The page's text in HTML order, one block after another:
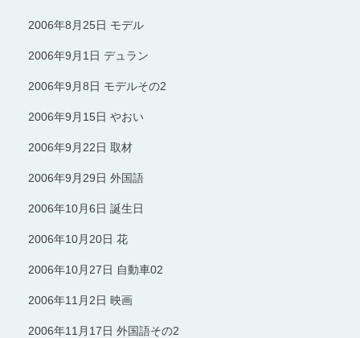
2006年8月25日 モデル
2006年9月1日 デュラン
2006年9月8日 モデルその2
2006年9月15日 やおい
2006年9月22日 取材
2006年9月29日 外国語
2006年10月6日 誕生日
2006年10月20日 花
2006年10月27日 自動車02
2006年11月2日 映画
2006年11月17日 外国語その2